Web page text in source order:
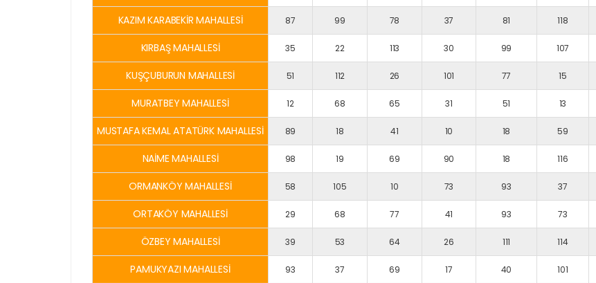
KAZIM KARABEKİR MAHALLESİ 87 99 78 37 81 118
KIRBAŞ MAHALLESİ 35 22 113 30 99 107
KUŞÇUBURUN MAHALLESİ 51 112 26 101 77 15
MURATBEY MAHALLESİ 12 68 65 31 51 13
MUSTAFA KEMAL ATATÜRK MAHALLESİ 89 18 41 10 18 59
NAİME MAHALLESİ 98 19 69 90 18 116
ORMANKÖY MAHALLESİ 58 105 10 73 93 37
ORTAKÖY MAHALLESİ 29 68 77 41 93 73
ÖZBEY MAHALLESİ 39 53 64 26 111 114
PAMUKYAZI MAHALLESİ 93 37 69 17 40 101